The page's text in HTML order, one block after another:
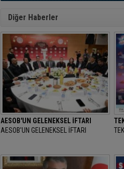
Diğer Haberler
AESOB'UN GELENEKSEL İFTARI
AESOB'UN GELENEKSEL İFTARI